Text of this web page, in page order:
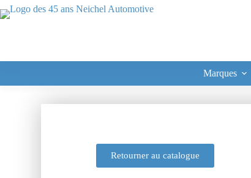
Marques
Retourner au catalogue